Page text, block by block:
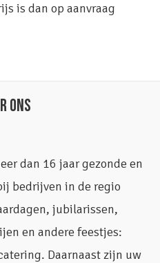
is dan op aanvraag
ONS
dan 16 jaar gezonde en
bedrijven in de regio
jubilarissen,
en andere feestjes:
Daarnaast zijn uw